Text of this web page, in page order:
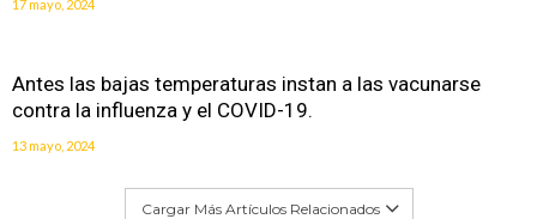
17 mayo, 2024
Antes las bajas temperaturas instan a las vacunarse
contra la influenza y el COVID-19.
13 mayo, 2024
Cargar Más Artículos Relacionados